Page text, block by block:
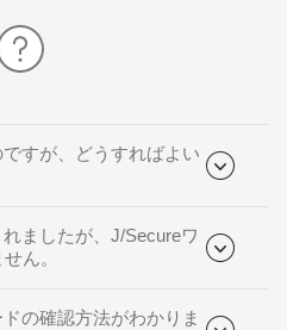
すが、どうすればよい
ましたが、J/Secureワ
ん。
の確認方法がわかりま